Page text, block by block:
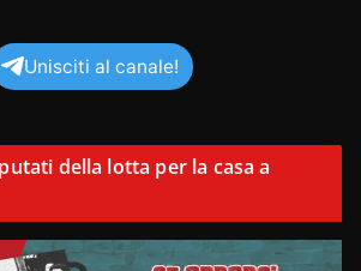
Unisciti al canale!
della lotta per la casa a